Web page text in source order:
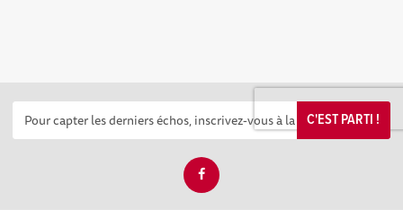
C'EST PARTI !